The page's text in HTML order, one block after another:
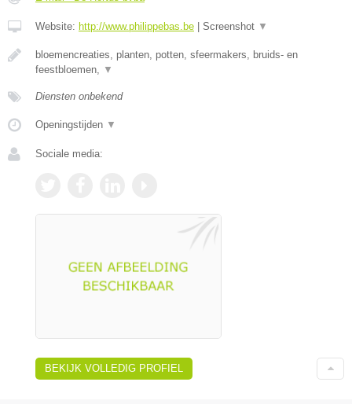
Website: http://www.philippebas.be Screenshot ▼
bloemencreaties, planten, potten, sfeermakers, bruids- en
feestbloemen, ▼
Diensten onbekend
Openingstijden ▼
Sociale media:
BEKIJK VOLLEDIG PROFIEL